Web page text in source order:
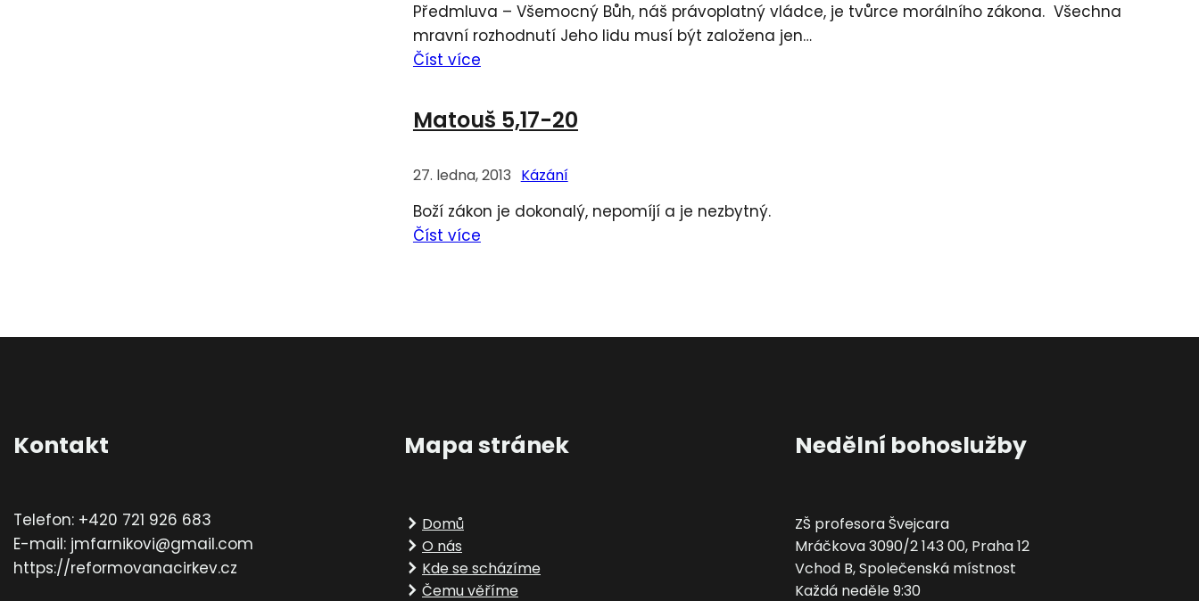
Předmluva – Všemocný Bůh, náš právoplatný vládce, je tvůrce morálního zákona. Všechna
mravní rozhodnutí Jeho lidu musí být založena jen…
Číst více
Matouš 5,17-20
27. ledna, 2013 Kázání
Boží zákon je dokonalý, nepomíjí a je nezbytný.
Číst více
Kontakt
Telefon: +420 721 926 683
E-mail: jmfarnikovi@gmail.com
https://reformovanacirkev.cz
Mapa stránek
Domů
O nás
Kde se scházíme
Čemu věříme
Nedělní bohoslužby
ZŠ profesora Švejcara
Mráčkova 3090/2 143 00, Praha 12
Vchod B, Společenská místnost
Každá neděle 9:30